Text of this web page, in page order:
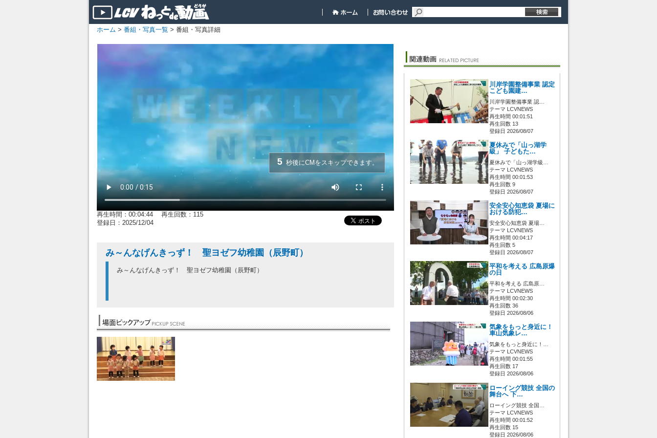
ホーム > 番組・写真一覧 > 番組・写真詳細
5 秒後にCMをスキップできます。
再生時間：00:04:44 再生回数：115
登録日：2025/12/04
み～んなげんきっず！ 聖ヨゼフ幼稚園（辰野町）
み～んなげんきっず！ 聖ヨゼフ幼稚園（辰野町）
川岸学園整備事業 認定
こども園建…
川岸学園整備事業 認…
テーマ LCVNEWS
再生時間 00:01:51
再生回数 13
登録日 2026/08/07
夏休みで「山っ湖学
級」 子どもた…
夏休みで「山っ湖学級…
テーマ LCVNEWS
再生時間 00:01:53
再生回数 9
登録日 2026/08/07
安全安心知恵袋 夏場に
おける防犯…
安全安心知恵袋 夏場…
テーマ LCVNEWS
再生時間 00:04:17
再生回数 5
登録日 2026/08/07
平和を考える 広島原爆
の日
平和を考える 広島原…
テーマ LCVNEWS
再生時間 00:02:30
再生回数 36
登録日 2026/08/06
気象をもっと身近に！
車山気象レ…
気象をもっと身近に！…
テーマ LCVNEWS
再生時間 00:01:55
再生回数 17
登録日 2026/08/06
ローイング競技 全国の
舞台へ 下…
ローイング競技 全国…
テーマ LCVNEWS
再生時間 00:01:52
再生回数 15
登録日 2026/08/06